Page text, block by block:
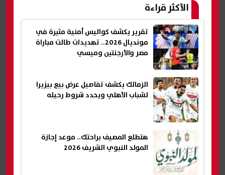
الأكثر قراءة
تقرير يكشف كواليس أمنية مثيرة في
مونديال 2026.. تهديدات طالت مباراة
مصر والأرجنتين وميسي
الزمالك يكشف تفاصيل عرض بيع بيزيرا
لشباب الأهلي ويحدد شروط رحيله
هتطلع المصيف براحتك.. موعد إجازة
المولد النبوي الشريف 2026